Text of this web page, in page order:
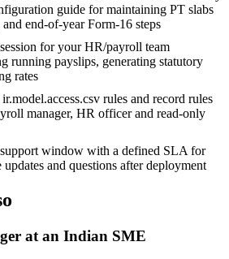
guide for maintaining PT slabs
end-of-year Form-16 steps
for your HR/payroll team
running payslips, generating statutory
rates
rules and record rules
manager, HR officer and read-only
window with a defined SLA for
and questions after deployment
at an Indian SME